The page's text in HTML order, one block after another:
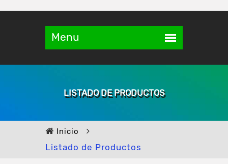
LISTADO DE PRODUCTOS
Inicio
Listado de Productos